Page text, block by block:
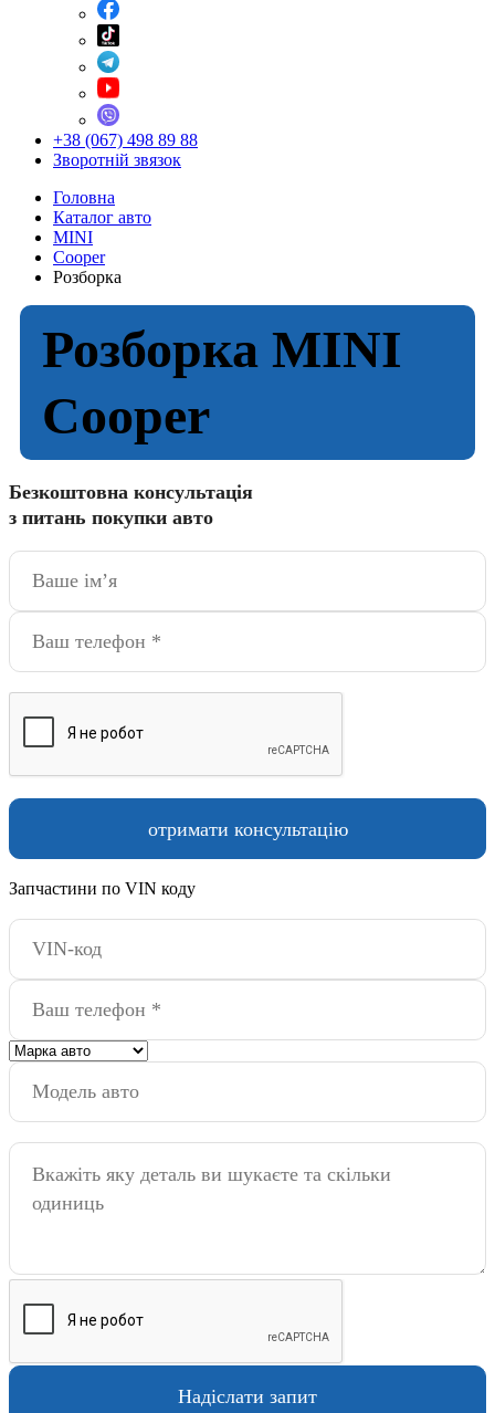
+38 (067) 498 89 88
Зворотній звязок
Головна
Каталог авто
MINI
Cooper
Розборка
Розборка MINI
Cooper
Безкоштовна консультація
з питань покупки авто
Запчастини по VIN коду